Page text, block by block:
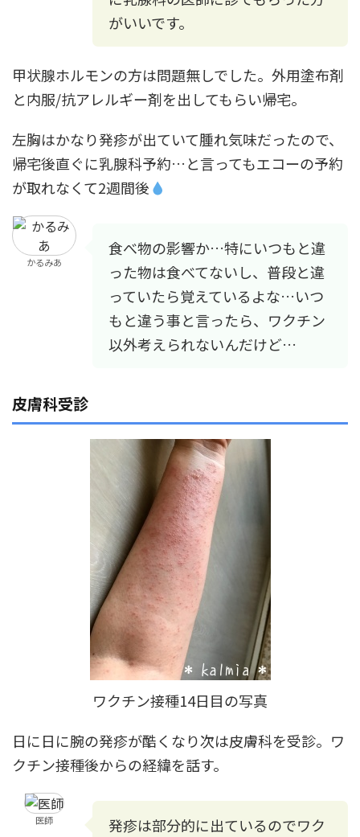
がいいです。
甲状腺ホルモンの方は問題無しでした。外用塗布剤
と内服/抗アレルギー剤を出してもらい帰宅。
左胸はかなり発疹が出ていて腫れ気味だったので、
帰宅後直ぐに乳腺科予約…と言ってもエコーの予約
が取れなくて2週間後
かるみあ
食べ物の影響か…特にいつもと違
った物は食べてないし、普段と違
っていたら覚えているよな…いつ
もと違う事と言ったら、ワクチン
以外考えられないんだけど…
皮膚科受診
ワクチン接種14日目の写真
日に日に腕の発疹が酷くなり次は皮膚科を受診。ワ
クチン接種後からの経緯を話す。
医師
発疹は部分的に出ているのでワク